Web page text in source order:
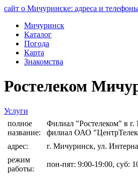
сайт о Мичуринске: адреса и
Мичуринск
Каталог
Погода
Карта
Знакомства
Ростелеком
Услуги
полное
название:
Филиал "Ростелеком" в
филиал ОАО
адрес:
г. Мичуринск, ул.
режим
работы:
пон-пят: 9:00-19:00, суб: